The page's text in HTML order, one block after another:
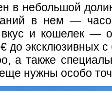
в небольшой
в нем —
и кошелек —
до эксклюзивных
а также
нужны особо